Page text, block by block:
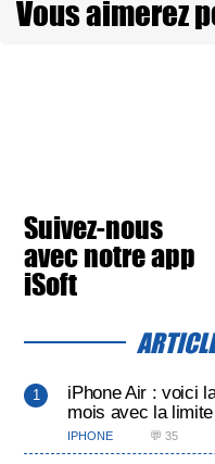
Vous aimerez
Suivez-nous
avec notre app
iSoft
iPhone Air : voici
mois avec la
IPHONE 💬 35